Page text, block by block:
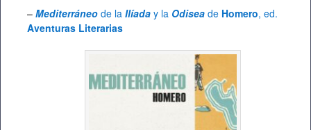
– Mediterráneo de la Ilíada y la Odisea de Homero, ed.
Aventuras Literarias